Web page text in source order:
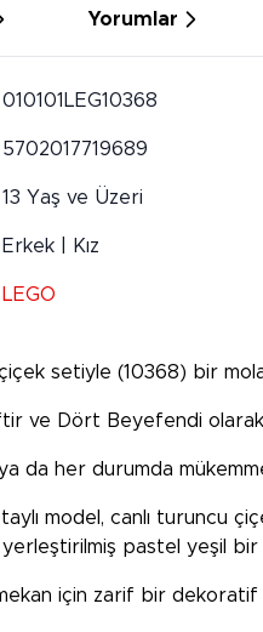
Yorumlar
010101LEG10368
5702017719689
13 Yaş ve Üzeri
Erkek | Kız
LEGO
setiyle (10368) bir
ve Dört Beyefendi
ya da her durumda
model, canlı turuncu
pastel yeşil bir
için zarif bir